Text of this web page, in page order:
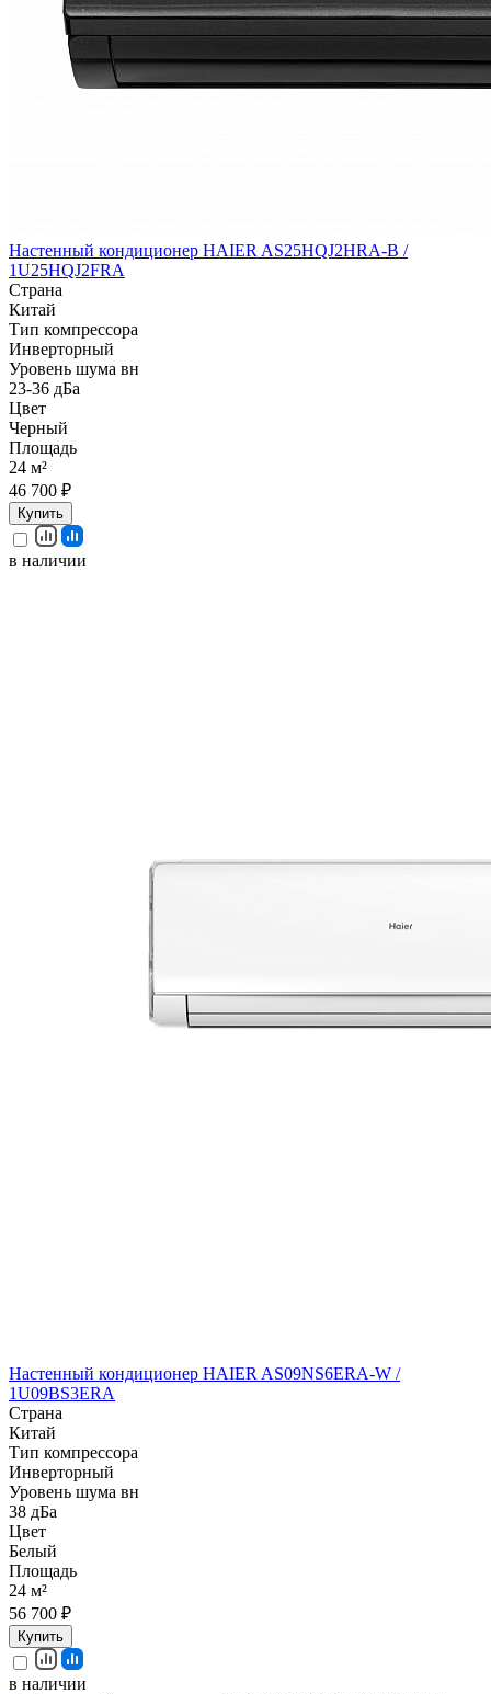
Настенный кондиционер HAIER AS25HQJ2HRA-B /
1U25HQJ2FRA
Страна
Китай
Тип компрессора
Инверторный
Уровень шума вн
23-36 дБа
Цвет
Черный
Площадь
24 м²
46 700 ₽
Купить
в наличии
Настенный кондиционер HAIER AS09NS6ERA-W /
1U09BS3ERA
Страна
Китай
Тип компрессора
Инверторный
Уровень шума вн
38 дБа
Цвет
Белый
Площадь
24 м²
56 700 ₽
Купить
в наличии